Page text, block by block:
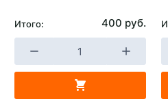
Итого: 400 руб.